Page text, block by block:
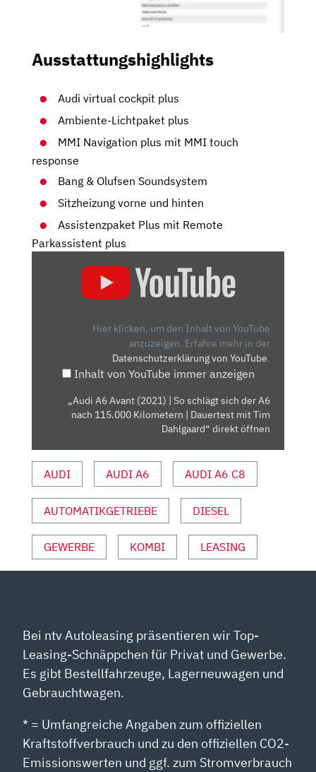
Ausstattungshighlights
Audi virtual cockpit plus
Ambiente-Lichtpaket plus
MMI Navigation plus mit MMI touch
response
Bang & Olufsen Soundsystem
Sitzheizung vorne und hinten
Assistenzpaket Plus mit Remote
Parkassistent plus
| DAUERTEST
MIT
TIM
DAHLGAARD“
YOUTUBE
ANZEIGEN
Hier klicken, um den Inhalt von YouTube
anzuzeigen. Erfahre mehr in der
Datenschutzerklärung von YouTube.
Inhalt von YouTube immer anzeigen
„Audi A6 Avant (2021) | So schlägt sich der A6
nach 115.000 Kilometern | Dauertest mit Tim
Dahlgaard“ direkt öffnen
AUDI AUDI A6 AUDI A6 C8
AUTOMATIKGETRIEBE DIESEL
GEWERBE KOMBI LEASING
Bei ntv Autoleasing präsentieren wir Top-
Leasing-Schnäppchen für Privat und Gewerbe.
Es gibt Bestellfahrzeuge, Lagerneuwagen und
Gebrauchtwagen.
* = Umfangreiche Angaben zum offiziellen
Kraftstoffverbrauch und zu den offiziellen CO2-
Emissionswerten und ggf. zum Stromverbrauch